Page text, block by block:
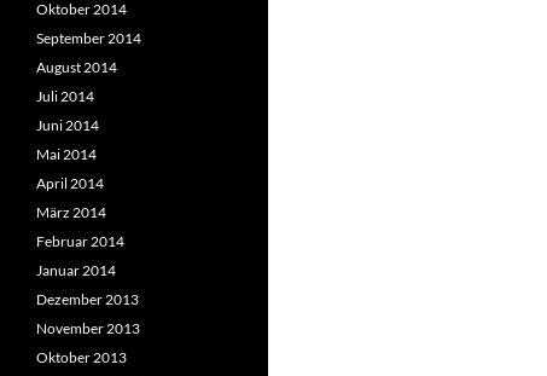
Oktober 2014
September 2014
August 2014
Juli 2014
Juni 2014
Mai 2014
April 2014
März 2014
Februar 2014
Januar 2014
Dezember 2013
November 2013
Oktober 2013